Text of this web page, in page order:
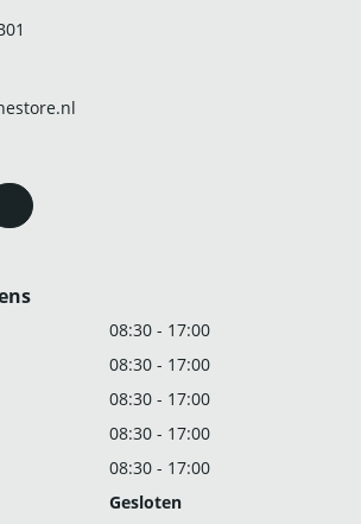
08:30 - 17:00
08:30 - 17:00
08:30 - 17:00
08:30 - 17:00
08:30 - 17:00
Gesloten